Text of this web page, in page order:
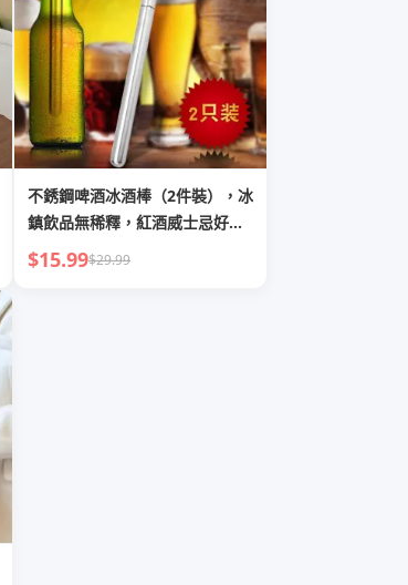
不銹鋼啤酒冰酒棒（2件裝），冰
鎮飲品無稀釋，紅酒威士忌好拍
檔
$15.99$29.99